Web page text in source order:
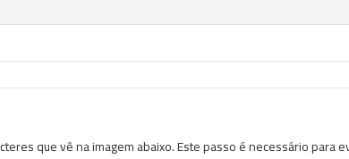
que vê na imagem abaixo. Este passo é necessário para